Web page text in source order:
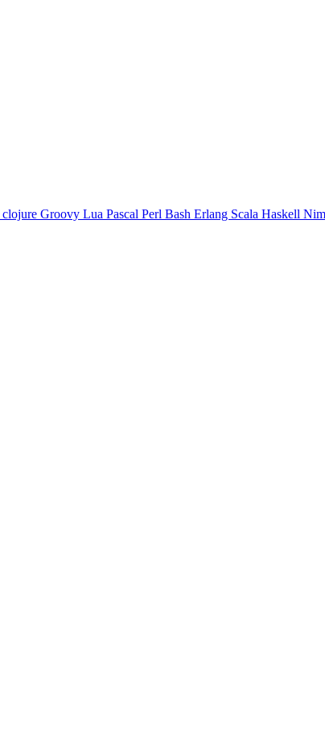
clojure Groovy Lua Pascal Perl Bash Erlang Scala Haskell Nim